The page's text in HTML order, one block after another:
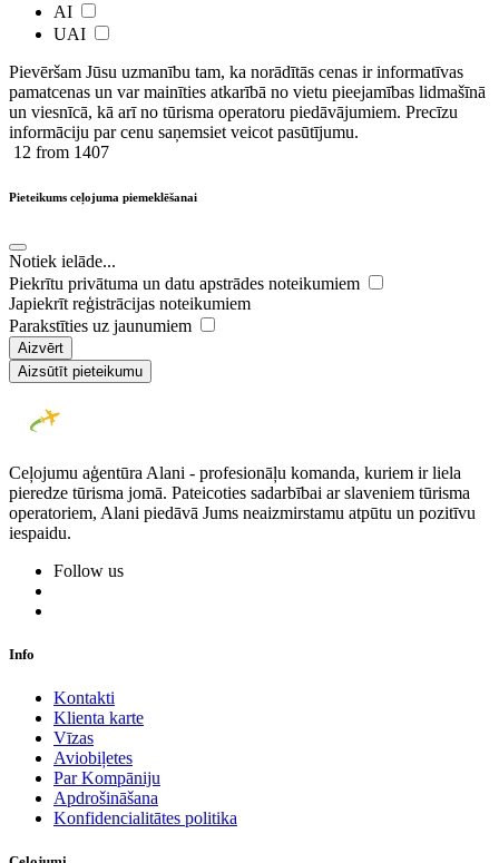
AI
UAI
Pievēršam Jūsu uzmanību tam, ka norādītās cenas ir ​informatīvas ​
pamatcenas un var mainīties atkarībā ​no ​vietu pieejamības lidmašīnā
un viesnīcā, kā arī no tūrisma operatoru piedāvājumiem. Precīzu
informāciju par cenu saņemsiet veicot pasūtījumu.
12 from 1407
Pieteikums ceļojuma piemeklēšanai
Notiek ielāde...
Piekrītu privātuma un datu apstrādes noteikumiem
Japiekrīt reģistrācijas noteikumiem
Parakstīties uz jaunumiem
Aizvērt
Aizsūtīt pieteikumu
Ceļojumu aģentūra Alani - profesionāļu komanda, kuriem ir liela
pieredze tūrisma jomā. Pateicoties sadarbībai ar slaveniem tūrisma
operatoriem, Alani piedāvā Jums neaizmirstamu atpūtu un pozitīvu
iespaidu.
Follow us
Info
Kontakti
Klienta karte
Vīzas
Aviobiļetes
Par Kompāniju
Apdrošināšana
Konfidencialitātes politika